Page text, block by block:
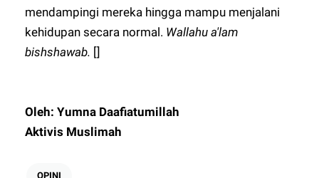
mendampingi mereka hingga mampu menjalani
kehidupan secara normal. Wallahu a'lam
bishshawab. []
Oleh: Yumna Daafiatumillah
Aktivis Muslimah
OPINI